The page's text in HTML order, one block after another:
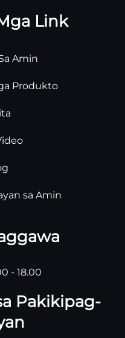
Link
Amin
Produkto
sa Amin
- 18.00
Pakikipag-